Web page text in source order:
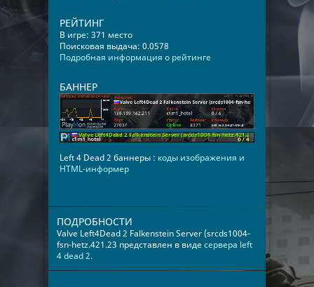
РЕЙТИНГ
В игре: 371 место
Поисковая выдача: 0.0578
Подробная информация о рейтинге
БАННЕР
Left 4 Dead 2 баннеры : коды изображения и
HTML-информер
ПОДРОБНОСТИ
Valve Left4Dead 2 Falkenstein Server (srcds1004-
fsn-hetz.421.23 представлен в видесервера left
4 dead 2.